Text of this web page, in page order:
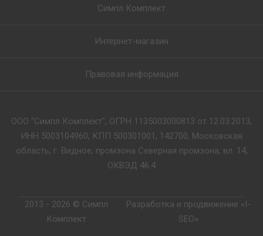
Симпл Комплект
Интернет-магазин
Правовая информация
ООО "Симпл Комплект", ОГРН 1135003000813 от 12.03.2013,
ИНН 5003104960, КПП 500301001, 142700, Московская
область, г. Видное, промзона Северная промзона, вл. 14,
ОКВЭД 46.4
2013 - 2026 © Симпл
Комплект
Разработка и продвижение «I-
SEO»